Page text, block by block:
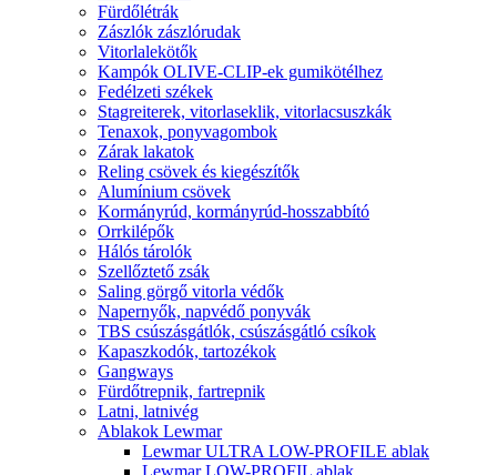
Fürdőlétrák
Zászlók zászlórudak
Vitorlalekötők
Kampók OLIVE-CLIP-ek gumikötélhez
Fedélzeti székek
Stagreiterek, vitorlaseklik, vitorlacsuszkák
Tenaxok, ponyvagombok
Zárak lakatok
Reling csövek és kiegészítők
Alumínium csövek
Kormányrúd, kormányrúd-hosszabbító
Orrkilépők
Hálós tárolók
Szellőztető zsák
Saling görgő vitorla védők
Napernyők, napvédő ponyvák
TBS csúszásgátlók, csúszásgátló csíkok
Kapaszkodók, tartozékok
Gangways
Fürdőtrepnik, fartrepnik
Latni, latnivég
Ablakok Lewmar
Lewmar ULTRA LOW-PROFILE ablak